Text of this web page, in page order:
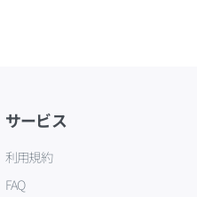
サービス
利用規約
FAQ